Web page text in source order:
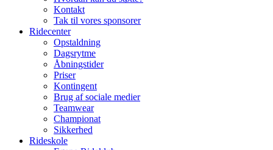
Kontakt
Tak til vores sponsorer
Ridecenter
Opstaldning
Dagsrytme
Åbningstider
Priser
Kontingent
Brug af sociale medier
Teamwear
Championat
Sikkerhed
Rideskole